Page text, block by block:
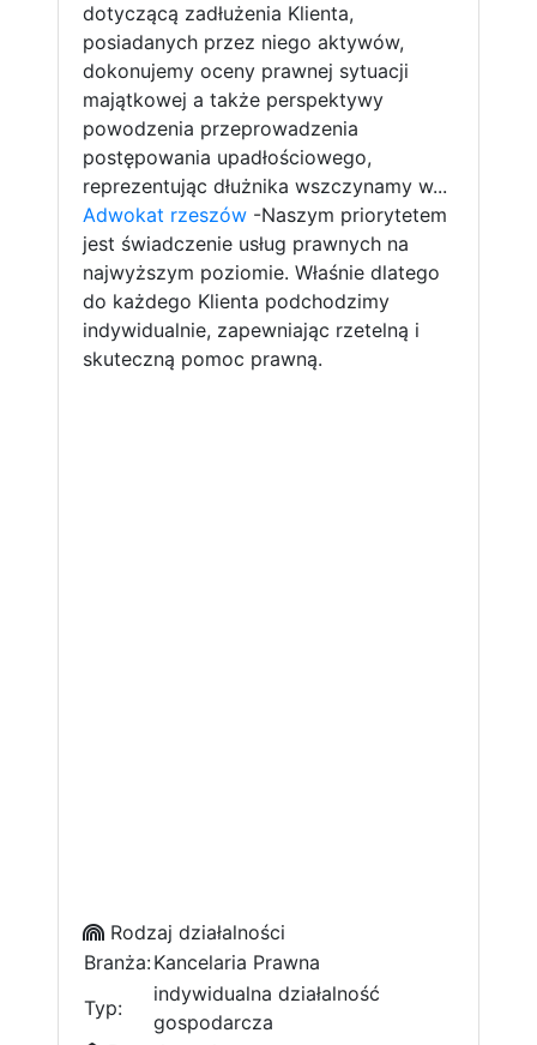
dotyczącą zadłużenia Klienta,
posiadanych przez niego aktywów,
dokonujemy oceny prawnej sytuacji
majątkowej a także perspektywy
powodzenia przeprowadzenia
postępowania upadłościowego,
reprezentując dłużnika wszczynamy w...
Adwokat rzeszów -Naszym priorytetem
jest świadczenie usług prawnych na
najwyższym poziomie. Właśnie dlatego
do każdego Klienta podchodzimy
indywidualnie, zapewniając rzetelną i
skuteczną pomoc prawną.
Rodzaj działalności
Branża:Kancelaria Prawna
Typ:
indywidualna działalność
gospodarcza